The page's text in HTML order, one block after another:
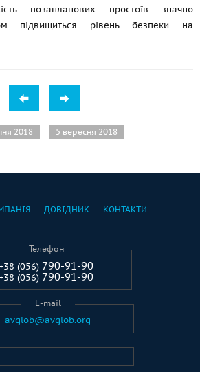
позапланових простоїв значно
підвищиться рівень безпеки на
2018 5 вересня 2018
ДОВІДНИК КОНТАКТИ
Телефон
(056) 790-91-90
(056) 790-91-90
E-mail
avglob@avglob.org